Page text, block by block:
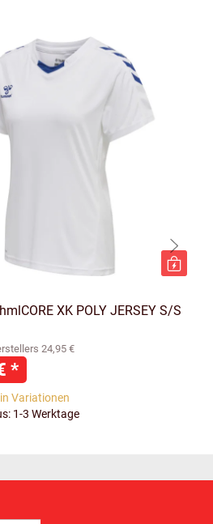
XK POLY JERSEY S/S
24,95 €
*
Variationen
1-3 Werktage